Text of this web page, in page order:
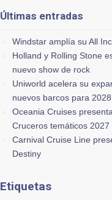
Últimas entradas
Windstar amplía su All
Holland y Rolling Stone
nuevo show de rock
Uniworld acelera su
nuevos barcos para 2028
Oceania Cruises
Cruceros temáticos 2027
Carnival Cruise Line
Destiny
Etiquetas